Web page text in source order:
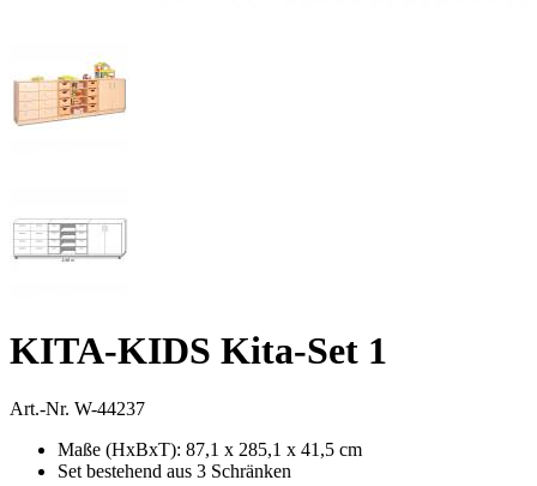
KITA-KIDS Kita-Set 1
Art.-Nr. W-44237
Maße (HxBxT): 87,1 x 285,1 x 41,5 cm
Set bestehend aus 3 Schränken